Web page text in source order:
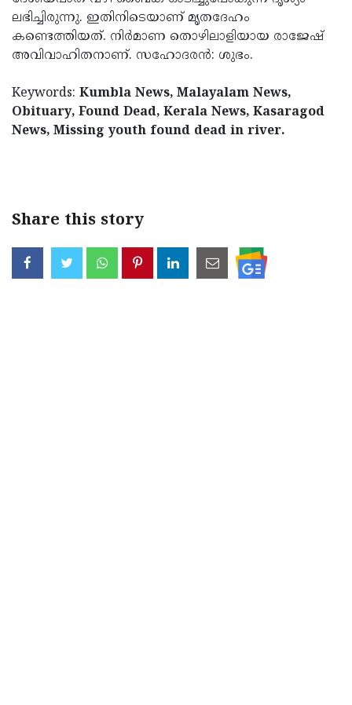
ലഭിച്ചിരുന്നു. ഇതിനിടെയാണ് മൃതദേഹം
കണ്ടെത്തിയത്. നിര്‍മാണ തൊഴിലാളിയായ രാജേഷ്
അവിവാഹിതനാണ്. സഹോദരന്‍: ശുഭം.
Keywords: Kumbla News, Malayalam News,
Obituary, Found Dead, Kerala News, Kasaragod
News, Missing youth found dead in river.
Share this story